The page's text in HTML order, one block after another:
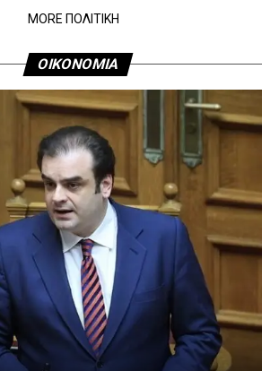
MORE ΠΟΛΙΤΙΚΗ
ΟΙΚΟΝΟΜΙΑ